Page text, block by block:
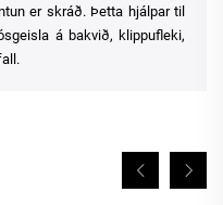
er skráð. Þetta hjálpar til
á bakvið, klippufleki,